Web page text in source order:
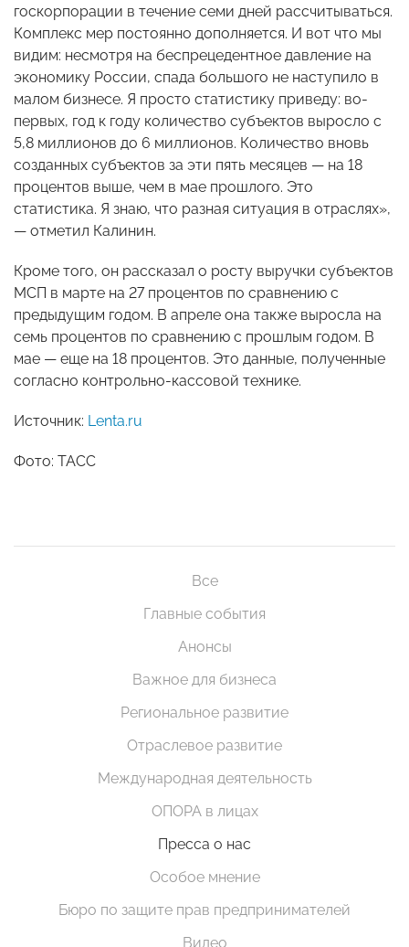
госкорпорации в течение семи дней рассчитываться.
Комплекс мер постоянно дополняется. И вот что мы
видим: несмотря на беспрецедентное давление на
экономику России, спада большого не наступило в
малом бизнесе. Я просто статистику приведу: во-
первых, год к году количество субъектов выросло с
5,8 миллионов до 6 миллионов. Количество вновь
созданных субъектов за эти пять месяцев — на 18
процентов выше, чем в мае прошлого. Это
статистика. Я знаю, что разная ситуация в отраслях»,
— отметил Калинин.
Кроме того, он рассказал о росту выручки субъектов
МСП в марте на 27 процентов по сравнению с
предыдущим годом. В апреле она также выросла на
семь процентов по сравнению с прошлым годом. В
мае — еще на 18 процентов. Это данные, полученные
согласно контрольно-кассовой технике.
Источник: Lenta.ru
Фото: ТАСС
Все
Главные события
Анонсы
Важное для бизнеса
Региональное развитие
Отраслевое развитие
Международная деятельность
ОПОРА в лицах
Пресса о нас
Особое мнение
Бюро по защите прав предпринимателей
Видео